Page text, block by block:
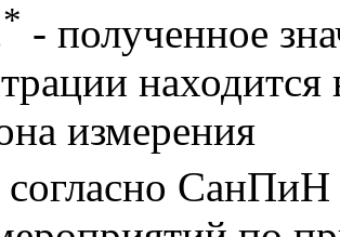
* - полученное
измерения
согласно